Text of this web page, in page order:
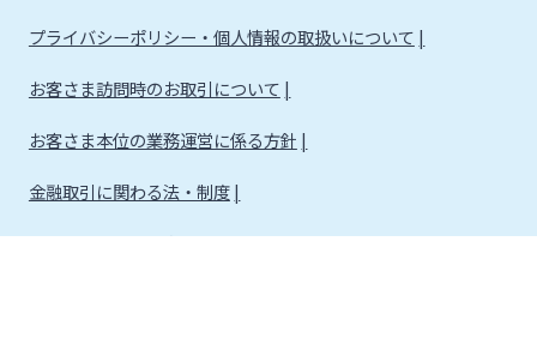
プライバシーポリシー・個人情報の取扱いについて
お客さま訪問時のお取引について
お客さま本位の業務運営に係る方針
金融取引に関わる法・制度
金融取引に関わる方針